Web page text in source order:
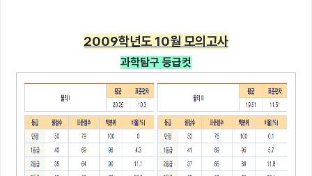
2009학년도 10월 모의고사
과학탐구 등급컷